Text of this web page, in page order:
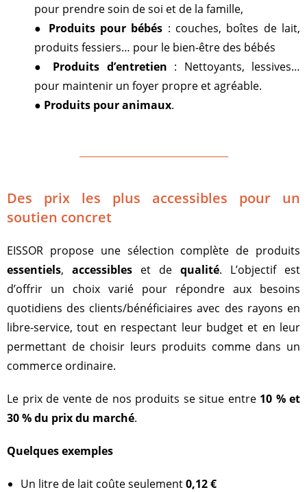
pour prendre soin de soi et de la famille,
● Produits pour bébés : couches, boîtes de lait,
produits fessiers… pour le bien-être des bébés
● Produits d’entretien : Nettoyants, lessives…
pour maintenir un foyer propre et agréable.
● Produits pour animaux.
Des prix les plus accessibles pour un
soutien concret
EISSOR propose une sélection complète de produits
essentiels, accessibles et de qualité. L’objectif est
d’offrir un choix varié pour répondre aux besoins
quotidiens des clients/bénéficiaires avec des rayons en
libre-service, tout en respectant leur budget et en leur
permettant de choisir leurs produits comme dans un
commerce ordinaire.
Le prix de vente de nos produits se situe entre 10 % et
30 % du prix du marché.
Quelques exemples
Un litre de lait coûte seulement0,12 €